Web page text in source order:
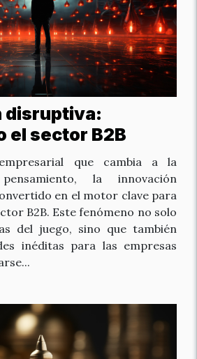
disruptiva:
el sector B2B
que cambia a la
la innovación
en el motor clave para
B2B. Este fenómeno no solo
del juego, sino que también
inéditas para las empresas